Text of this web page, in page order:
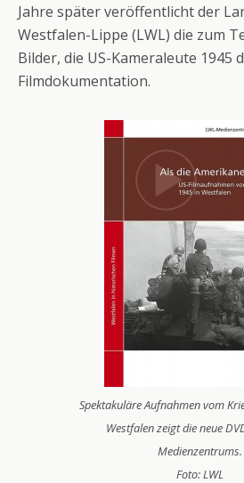
Jahre später veröffentlicht der
Westfalen-Lippe (LWL) die zum
Bilder, die US-Kameraleute 1945
Filmdokumentation.
Spektakuläre Aufnahmen vom
Westfalen zeigt die neue
Medienzentrums.
Foto: LWL